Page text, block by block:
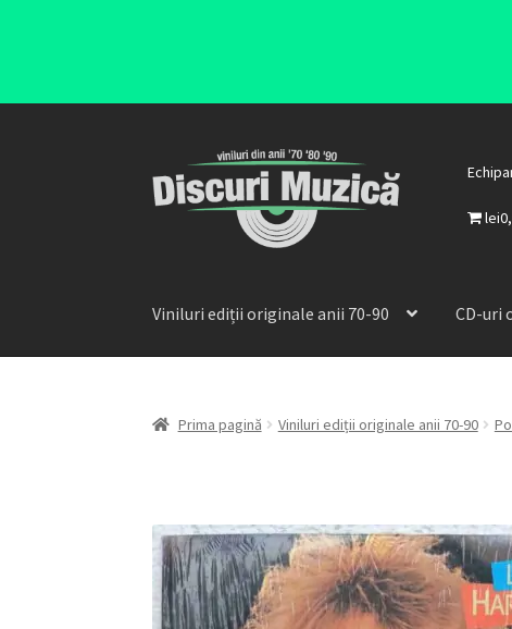
Viniluri ediții originale anii 70-90 CD-uri
Prima pagină Viniluri ediții originale anii 70-90